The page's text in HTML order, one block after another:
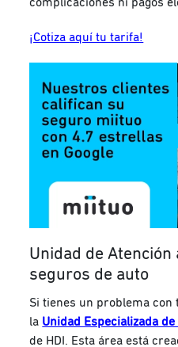
¡Cotiza aquí tu tarifa!
Unidad de Atención
seguros de auto
Si tienes un problema con
la Unidad Especializada
de HDI. Esta área está